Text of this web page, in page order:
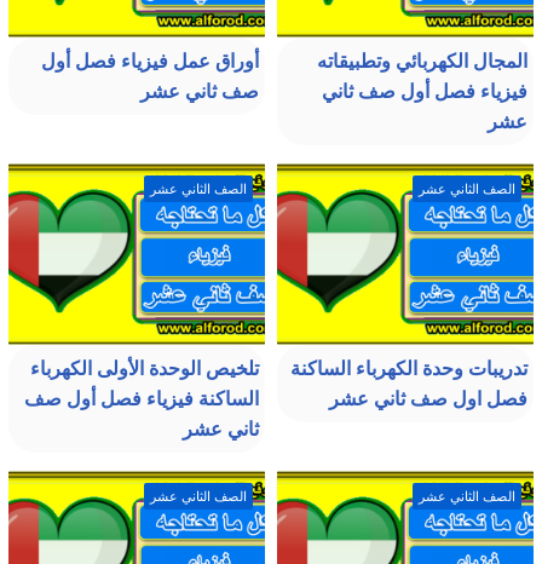
المجال الكهربائي وتطبيقاته
فيزياء فصل أول صف ثاني
عشر
أوراق عمل فيزياء فصل أول
صف ثاني عشر
الصف الثاني عشر
تدريبات وحدة الكهرباء الساكنة
فصل اول صف ثاني عشر
الصف الثاني عشر
تلخيص الوحدة الأولى الكهرباء
الساكنة فيزياء فصل أول صف
ثاني عشر
الصف الثاني عشر الصف الثاني عشر